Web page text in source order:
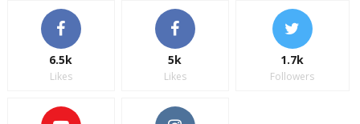
6.5k
Likes
5k
Likes
1.7k
Followers